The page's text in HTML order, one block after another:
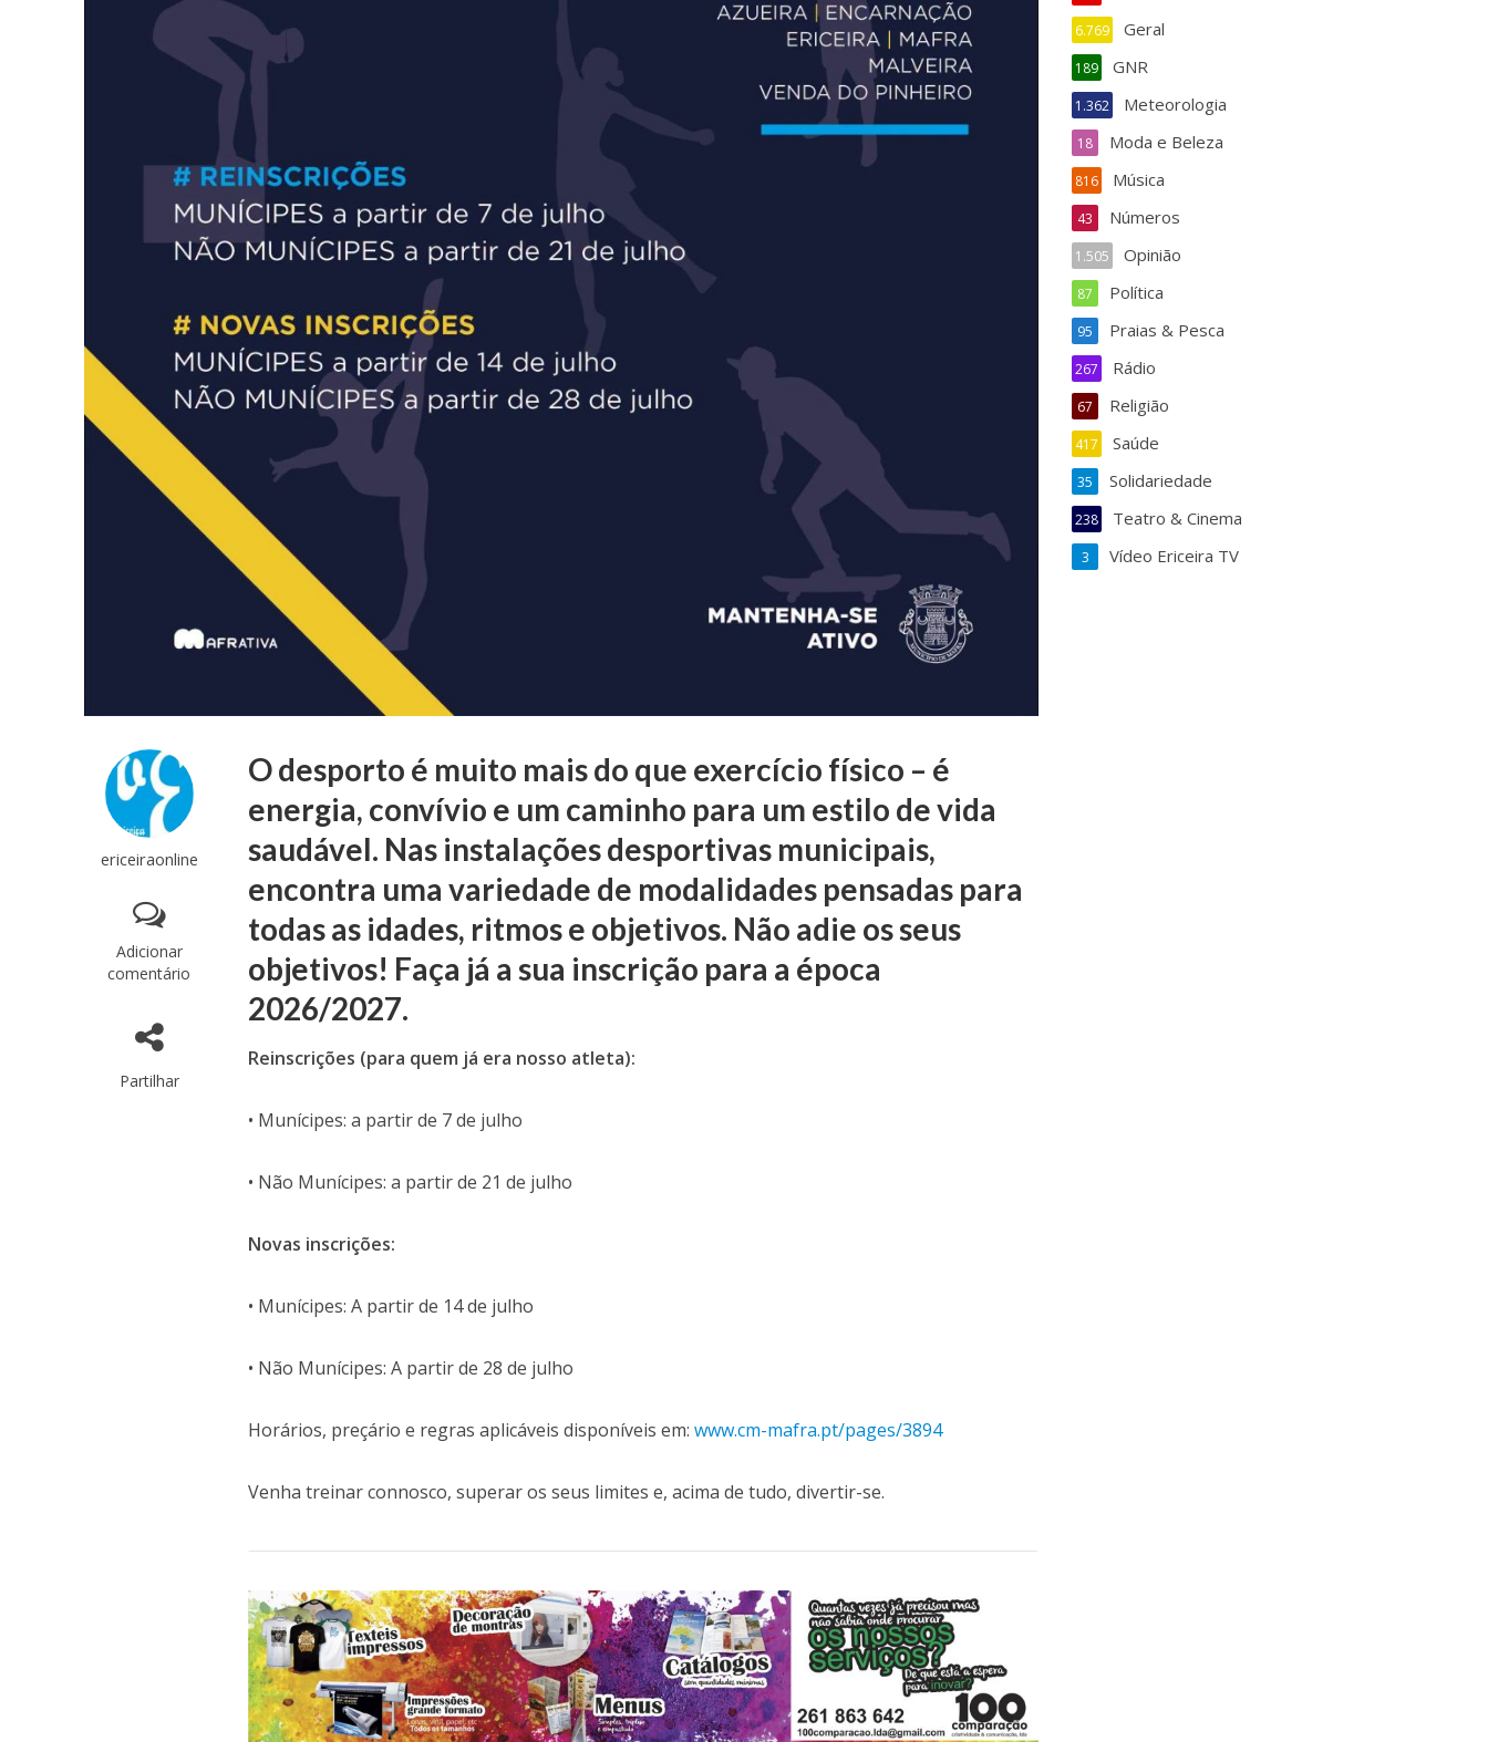
ericeiraonline
Adicionar
comentário
Partilhar
O desporto é muito mais do que exercício físico – é
energia, convívio e um caminho para um estilo de vida
saudável. Nas instalações desportivas municipais,
encontra uma variedade de modalidades pensadas para
todas as idades, ritmos e objetivos. Não adie os seus
objetivos! Faça já a sua inscrição para a época
2026/2027.
Reinscrições (para quem já era nosso atleta):
• Munícipes: a partir de 7 de julho
• Não Munícipes: a partir de 21 de julho
Novas inscrições:
• Munícipes: A partir de 14 de julho
• Não Munícipes: A partir de 28 de julho
Horários, preçário e regras aplicáveis disponíveis em:www.cm-mafra.pt/pages/3894
Venha treinar connosco, superar os seus limites e, acima de tudo, divertir-se.
Geral
6.769
GNR
189
Meteorologia
1.362
Moda e Beleza
18
Música
816
Números
43
Opinião
1.505
Política
87
Praias & Pesca
95
Rádio
267
Religião
67
Saúde
417
Solidariedade
35
Teatro & Cinema
238
Vídeo Ericeira TV
3